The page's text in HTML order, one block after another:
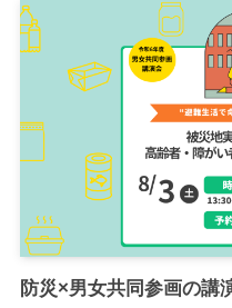
防災×男女共同参画の講